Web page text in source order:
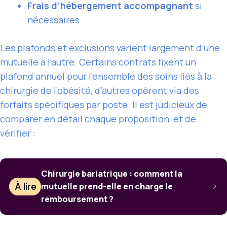
Frais d’hébergement accompagnant si
nécessaires
Les plafonds et exclusions varient largement d’une
mutuelle à l’autre. Certains contrats fixent un
plafond annuel pour l’ensemble des soins liés à la
chirurgie de l’obésité, d’autres opèrent via des
forfaits spécifiques par poste. Il est judicieux de
comparer en détail chaque proposition, et de
vérifier :
À lire
Chirurgie bariatrique : comment la
mutuelle prend-elle en charge le
remboursement ?